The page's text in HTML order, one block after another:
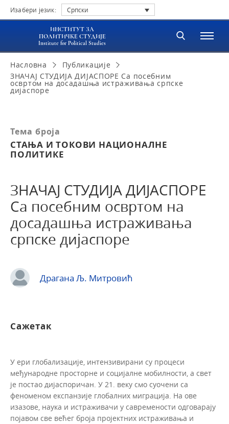
Изабери језик: Српски
ИНСТИТУТ ЗА
ПОЛИТИЧКЕ СТУДИЈЕ
Institute for Political Studies
Насловна
Публикације
ЗНАЧАЈ СТУДИЈА ДИЈАСПОРЕ Са посебним
освртом на досадашња истраживања српске
дијаспоре
Тема броја
СТАЊА И ТОКОВИ НАЦИОНАЛНЕ
ПОЛИТИКЕ
ЗНАЧАЈ СТУДИЈА ДИЈАСПОРЕ
Са посебним освртом на
досадашња истраживања
српске дијаспоре
Драгана Љ. Митровић
Сажетак
У ери глобализације, интензивирани су процеси
међународне просторне и социјалне мобилности, а свет
је постао дијаспоричан. У 21. веку смо суочени са
феноменом експанзије глобалних миграција. На ове
изазове, наука и истраживачи у савремености одговарају
појавом све већег броја пројектних истраживања и